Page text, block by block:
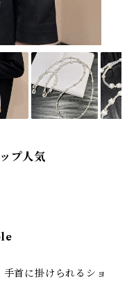
プ人気
首に掛けられるショ